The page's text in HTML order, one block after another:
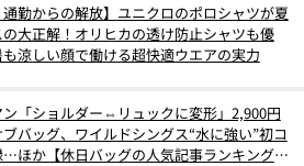
通勤からの解放】ユニクロのポロシャツが夏
の大正解！オリヒカの透け防止シャツも優
涼しい顔で働ける超快適ウエアの実力
ン「ショルダー⇔リュックに変形」2,900円
バッグ、ワイルドシングス“水に強い”初コ
…ほか【休日バッグの人気記事ランキングベ